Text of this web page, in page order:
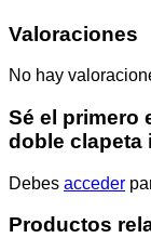
Valoraciones
No hay
Sé el primero
doble clapeta
Debes acceder
Productos